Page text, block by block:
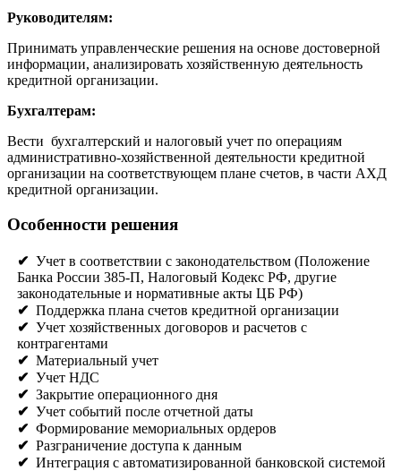
Руководителям:
Принимать управленческие решения на основе достоверной
информации, анализировать хозяйственную деятельность
кредитной организации.
Бухгалтерам:
Вести бухгалтерский и налоговый учет по операциям
административно-хозяйственной деятельности кредитной
организации на соответствующем плане счетов, в части АХД
кредитной организации.
Особенности решения
✔ Учет в соответствии с законодательством (Положение
Банка России 385-П, Налоговый Кодекс РФ, другие
законодательные и нормативные акты ЦБ РФ)
✔ Поддержка плана счетов кредитной организации
✔ Учет хозяйственных договоров и расчетов с
контрагентами
✔ Материальный учет
✔ Учет НДС
✔ Закрытие операционного дня
✔ Учет событий после отчетной даты
✔ Формирование мемориальных ордеров
✔ Разграничение доступа к данным
✔ Интеграция с автоматизированной банковской системой